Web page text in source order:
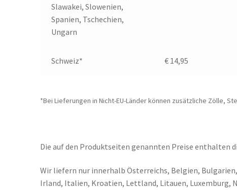
Slawakei, Slowenien,
Spanien, Tschechien,
Ungarn
Schweiz* € 14,95
*Bei Lieferungen in Nicht-EU-Länder können zusätzliche Zölle,
Die auf den Produktseiten genannten Preise enthalten
Wir liefern nur innerhalb Österreichs, Belgien,
Irland, Italien, Kroatien, Lettland, Litauen, Luxemburg,